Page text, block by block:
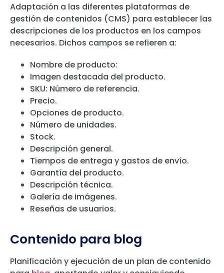
Adaptación a las diferentes plataformas de
gestión de contenidos (CMS) para establecer las
descripciones de los productos en los campos
necesarios. Dichos campos se refieren a:
Nombre de producto:
Imagen destacada del producto.
SKU: Número de referencia.
Precio.
Opciones de producto.
Número de unidades.
Stock.
Descripción general.
Tiempos de entrega y gastos de envío.
Garantía del producto.
Descripción técnica.
Galería de imágenes.
Reseñas de usuarios.
Contenido para blog
Planificación y ejecución de un plan de contenido